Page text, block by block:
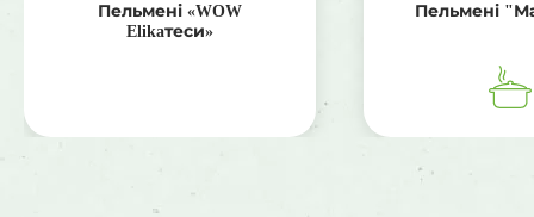
Пельмені «WOW
Elikaтеси»
Пельмені